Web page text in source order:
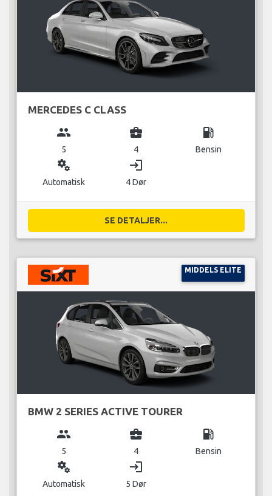
MERCEDES C CLASS
group
5
business_center
4
local_gas_station
Bensin
miscellaneous_services
Automatisk
login
4 Dør
SE DETALJER...
MIDDELS ELITE
BMW 2 SERIES ACTIVE TOURER
group
5
business_center
4
local_gas_station
Bensin
miscellaneous_services
Automatisk
login
5 Dør